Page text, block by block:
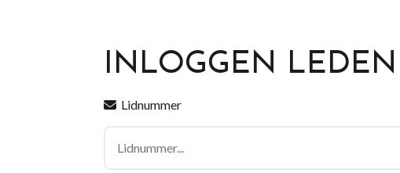
INLOGGEN LEDEN
Lidnummer